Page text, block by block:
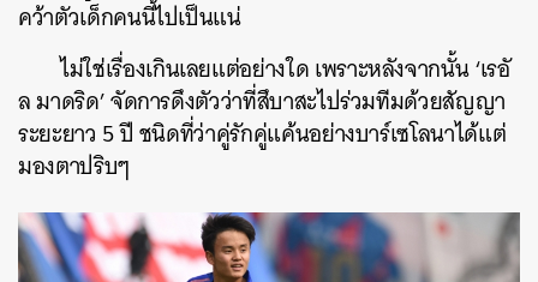
คว้าตัวเด็กคนนี้ไปเป็นแน่
ไม่ใช่เรื่องเกินเลยแต่อย่างใด เพราะหลังจากนั้น ‘เรอั
ล มาดริด’ จัดการดึงตัวว่าที่สึบาสะไปร่วมทีมด้วยสัญญา
ระยะยาว 5 ปี ชนิดที่ว่าคู่รักคู่แค้นอย่างบาร์เซโลนาได้แต่
มองตาปริบๆ